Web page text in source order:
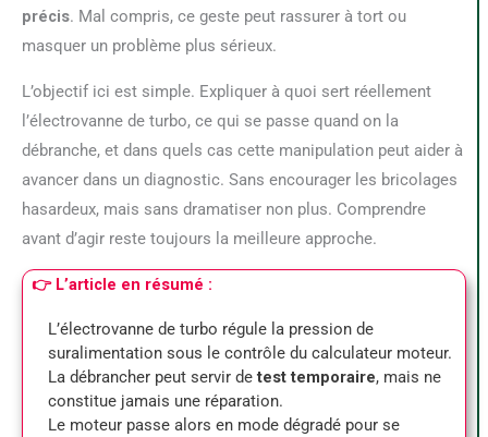
précis. Mal compris, ce geste peut rassurer à tort ou
masquer un problème plus sérieux.
L’objectif ici est simple. Expliquer à quoi sert réellement
l’électrovanne de turbo, ce qui se passe quand on la
débranche, et dans quels cas cette manipulation peut aider à
avancer dans un diagnostic. Sans encourager les bricolages
hasardeux, mais sans dramatiser non plus. Comprendre
avant d’agir reste toujours la meilleure approche.
👉 L’article en résumé :
L’électrovanne de turbo régule la pression de
suralimentation sous le contrôle du calculateur moteur.
La débrancher peut servir detest temporaire, mais ne
constitue jamais une réparation.
Le moteur passe alors en mode dégradé pour se